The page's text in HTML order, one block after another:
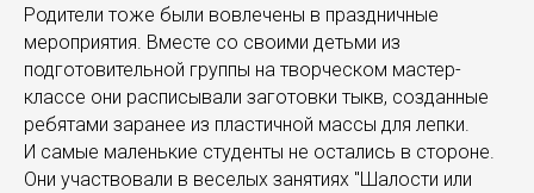
Родители тоже были вовлечены в праздничные
мероприятия. Вместе со своими детьми из
подготовительной группы на творческом мастер-
классе они расписывали заготовки тыкв, созданные
ребятами заранее из пластичной массы для лепки.
И самые маленькие студенты не остались в стороне.
Они участвовали в веселых занятиях "Шалости или